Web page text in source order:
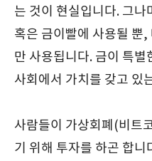
는 것이 현실입니다. 그
혹은 금이빨에 사용될 뿐
만 사용됩니다. 금이 특
사회에서 가치를 갖고 있
사람들이 가상회폐(비트
기 위해 투자를 하곤 합니